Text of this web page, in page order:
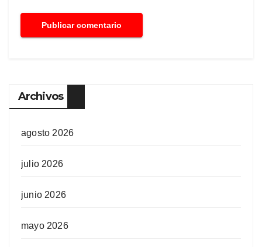
Archivos
agosto 2026
julio 2026
junio 2026
mayo 2026